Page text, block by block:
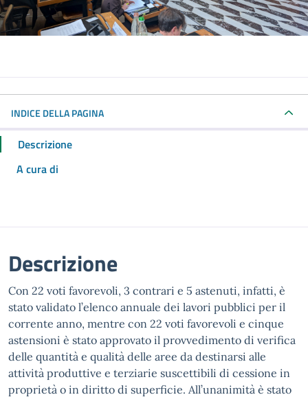
INDICE DELLA PAGINA
Descrizione
A cura di
Descrizione
Con 22 voti favorevoli, 3 contrari e 5 astenuti, infatti, è
stato validato l’elenco annuale dei lavori pubblici per il
corrente anno, mentre con 22 voti favorevoli e cinque
astensioni è stato approvato il provvedimento di verifica
delle quantità e qualità delle aree da destinarsi alle
attività produttive e terziarie suscettibili di cessione in
proprietà o in diritto di superficie. All’unanimità è stato